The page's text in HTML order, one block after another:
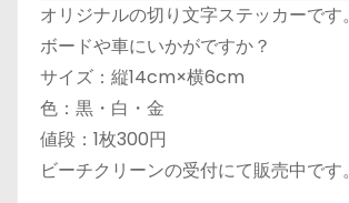
オリジナルの切り文字ステッカーです。
ボードや車にいかがですか？
サイズ：縦14cm×横6cm
色：黒・白・金
値段：1枚300円
ビーチクリーンの受付にて販売中です。